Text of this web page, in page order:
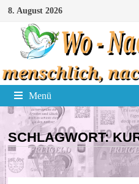
Zum
Inhalt
springen
8. August 2026
Menü
SCHLAGWORT: